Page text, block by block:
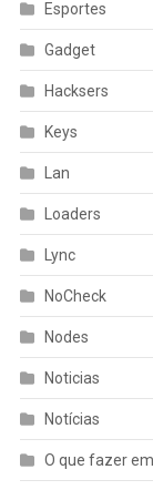
Esportes
Gadget
Hacksers
Keys
Lan
Loaders
Lync
NoCheck
Nodes
Noticias
Notícias
O que fazer